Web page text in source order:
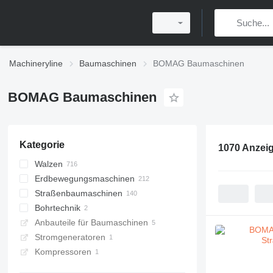
Machineryline Baumaschinen BOMAG Baumaschinen
BOMAG Baumaschinen
Kategorie
Walzen
kleine Walzen
Straßenwalzen
Walzenzüge
Kombiwalzen
Gummiradwalzen
Anhängewalzen
Erdbewegungsmaschinen
Rüttelplatten
Kompaktoren
Stampfer
Grader
Straßenbaumaschinen
Asphaltfertiger
Kettenfertiger
Radfertiger
Asphaltfräsen
Bodenstabilisatoren
Beschicker
Bohrtechnik
Bohrgeräte
Anbauteile für Baumaschinen
Stromgeneratoren
Kompressoren
1070